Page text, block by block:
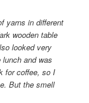
yarns in different
wooden table
looked very
and was
for coffee, so I
But the smell